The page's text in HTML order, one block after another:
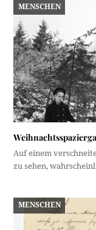
MENSCHEN
Auf einem
zu sehen,
MENSCHEN